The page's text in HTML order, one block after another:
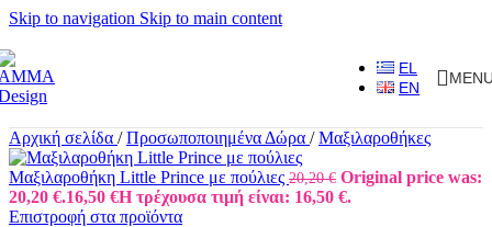
Skip to navigation Skip to main content
EL
EN
Αρχική σελίδα / Προσωποποιημένα Δώρα / Μαξιλαροθήκες
Μαξιλαροθήκη Little Prince με πούλιες 20,20€ Original price was:
20,20 €.16,50 €Η τρέχουσα τιμή είναι: 16,50 €.
Επιστροφή στα προϊόντα